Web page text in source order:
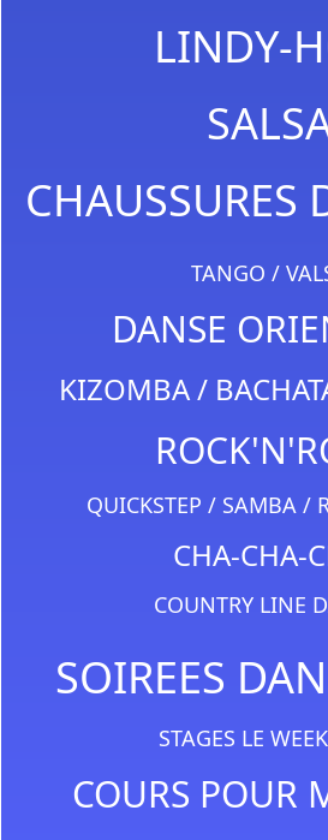
LINDY-
CHAUSSURES
TANGO /
DANSE
KIZOMBA /
QUICKSTEP / SAMBA /
CHA-CHA-
COUNTRY LINE
SOIREES
STAGES LE
COURS POUR